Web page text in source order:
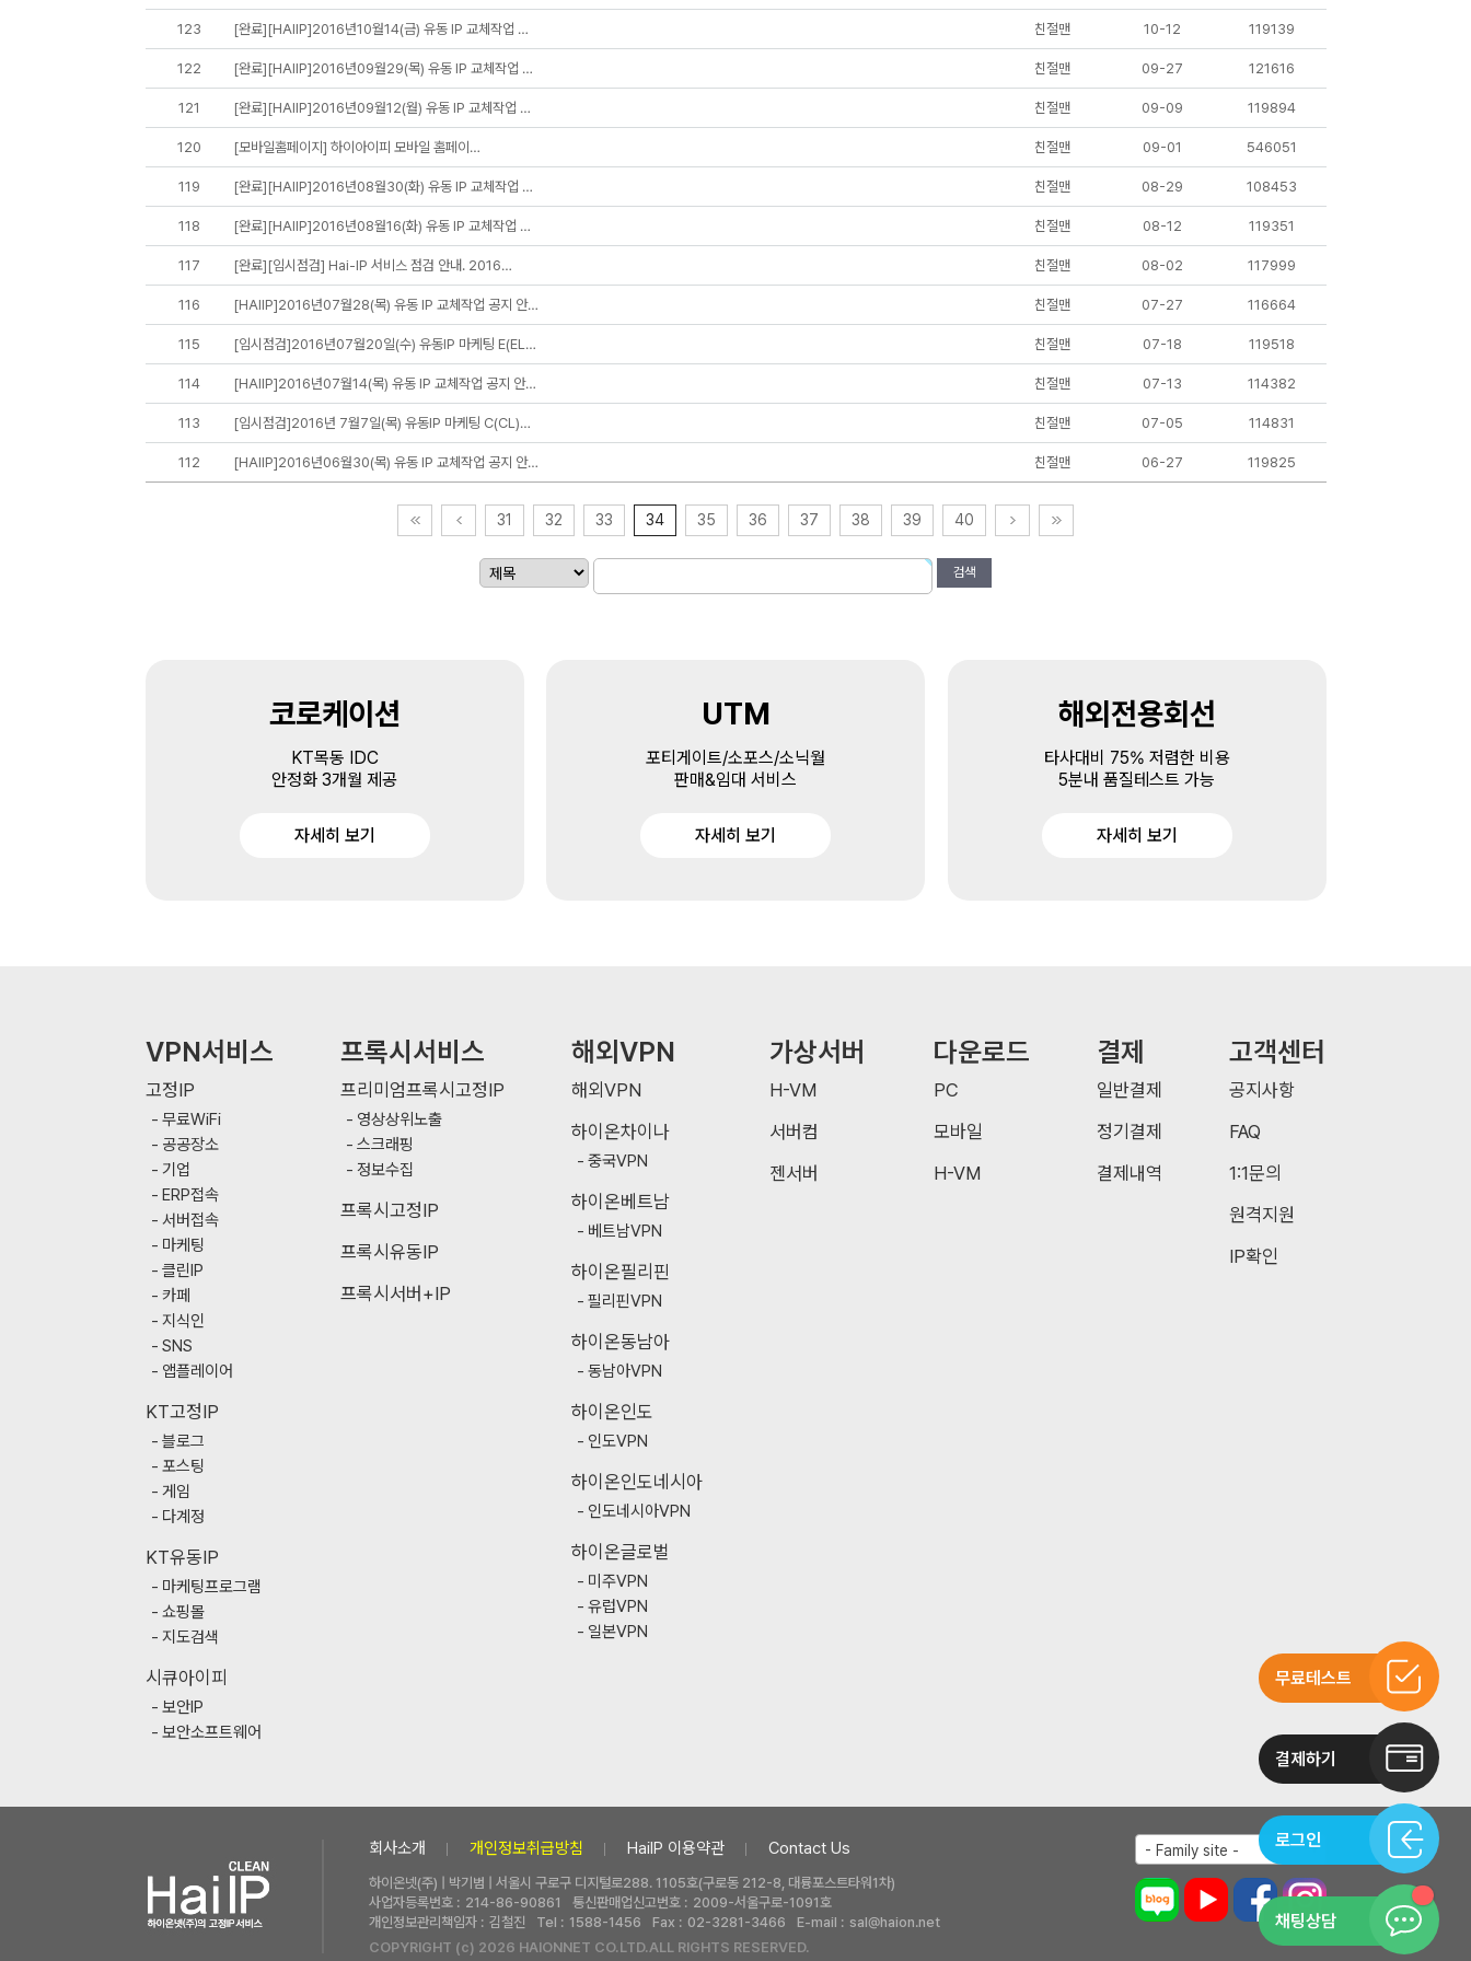
123 [완료][HAIIP]2016년10월14(금) 유동 IP 교체작업 … 친절맨 10-12 119139
122 [완료][HAIIP]2016년09월29(목) 유동 IP 교체작업 … 친절맨 09-27 121616
121 [완료][HAIIP]2016년09월12(월) 유동 IP 교체작업 … 친절맨 09-09 119894
120 [모바일홈페이지] 하이아이피 모바일 홈페이… 친절맨 09-01 546051
119 [완료][HAIIP]2016년08월30(화) 유동 IP 교체작업 … 친절맨 08-29 108453
118 [완료][HAIIP]2016년08월16(화) 유동 IP 교체작업 … 친절맨 08-12 119351
117 [완료][임시점검] Hai-IP 서비스 점검 안내. 2016… 친절맨 08-02 117999
116 [HAIIP]2016년07월28(목) 유동 IP 교체작업 공지 안… 친절맨 07-27 116664
115 [임시점검]2016년07월20일(수) 유동IP 마케팅 E(EL… 친절맨 07-18 119518
114 [HAIIP]2016년07월14(목) 유동 IP 교체작업 공지 안… 친절맨 07-13 114382
113 [임시점검]2016년 7월7일(목) 유동IP 마케팅 C(CL)… 친절맨 07-05 114831
112 [HAIIP]2016년06월30(목) 유동 IP 교체작업 공지 안… 친절맨 06-27 119825
31 32 33 34 35 36 37 38 39 40
검색
코로케이션
KT목동 IDC
안정화 3개월 제공
자세히 보기
UTM
포티게이트/소포스/소닉월
판매&임대 서비스
자세히 보기
해외전용회선
타사대비 75% 저렴한 비용
5분내 품질테스트 가능
자세히 보기
VPN서비스
고정IP
무료WiFi
공공장소
기업
ERP접속
서버접속
마케팅
클린IP
카페
지식인
SNS
앱플레이어
KT고정IP
블로그
포스팅
게임
다계정
KT유동IP
마케팅프로그램
쇼핑몰
지도검색
시큐아이피
보안IP
보안소프트웨어
프록시서비스
프리미엄프록시고정IP
영상상위노출
스크래핑
정보수집
프록시고정IP
프록시유동IP
프록시서버+IP
해외VPN
해외VPN
하이온차이나
중국VPN
하이온베트남
베트남VPN
하이온필리핀
필리핀VPN
하이온동남아
동남아VPN
하이온인도
인도VPN
하이온인도네시아
인도네시아VPN
하이온글로벌
미주VPN
유럽VPN
일본VPN
가상서버
H-VM
서버컴
젠서버
다운로드
PC
모바일
H-VM
결제
일반결제
정기결제
결제내역
고객센터
공지사항
FAQ
1:1문의
원격지원
IP확인
회사소개 개인정보취급방침 HaiIP 이용약관 Contact Us
하이온넷(주) | 박기범 | 서울시 구로구 디지털로288. 1105호(구로동 212-8, 대륭포스트타워1차)
사업자등록번호 : 214-86-90861 통신판매업신고번호 : 2009-서울구로-1091호
개인정보관리책임자 : 김철진 Tel : 1588-1456 Fax : 02-3281-3466 E-mail : sal@haion.net
COPYRIGHT (c) 2026 HAIONNET CO.LTD.ALL RIGHTS RESERVED.
- Family site -
무료테스트
결제하기
로그인
채팅상담